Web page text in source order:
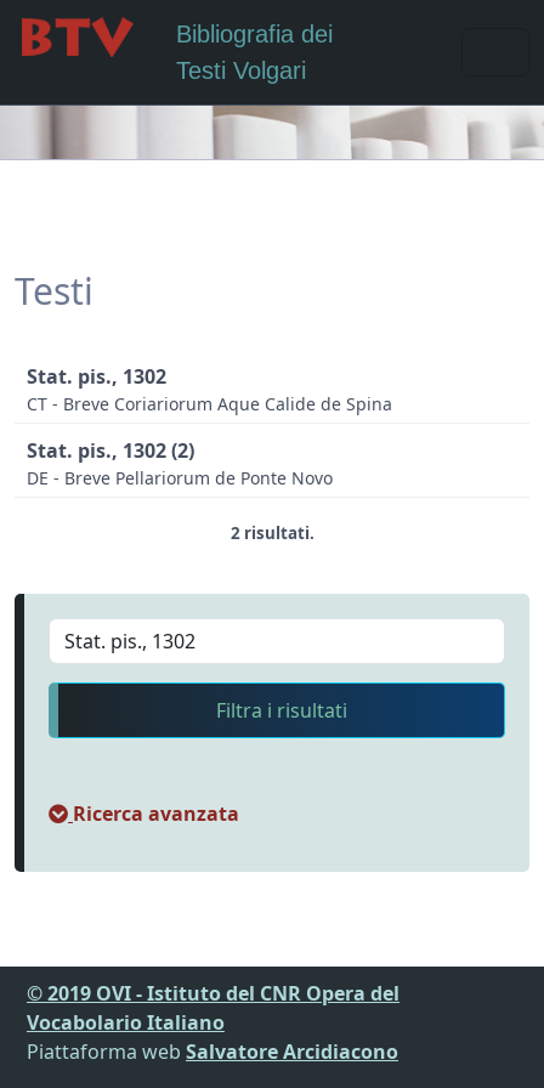
Bibliografia dei
Testi Volgari
Testi
Stat. pis., 1302
CT - Breve Coriariorum Aque Calide de Spina
Stat. pis., 1302 (2)
DE - Breve Pellariorum de Ponte Novo
2 risultati.
Filtra i risultati
Ricerca avanzata
© 2019 OVI - Istituto del CNR Opera del
Vocabolario Italiano
Piattaforma web Salvatore Arcidiacono